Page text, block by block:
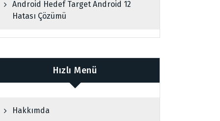
Android Hedef Target Android 12
Hatası Çözümü
Hızlı Menü
Hakkımda